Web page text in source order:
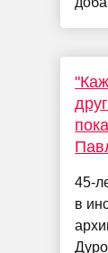
45-
в